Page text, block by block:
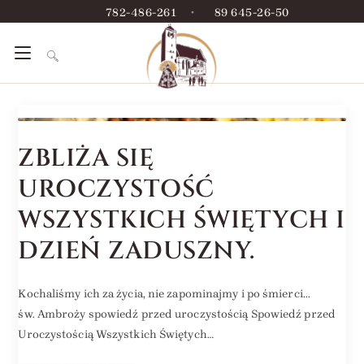
782-486-261 • 89 645-26-50
ZBLIŻA SIĘ
UROCZYSTOŚĆ
WSZYSTKICH ŚWIĘTYCH I
DZIEŃ ZADUSZNY.
Kochaliśmy ich za życia, nie zapominajmy i po śmierci...
św. Ambroży spowiedź przed uroczystością Spowiedź przed
Uroczystością Wszystkich Świętych…